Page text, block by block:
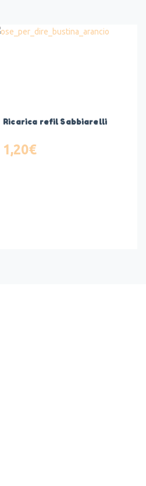
Ricarica refil Sabbiarelli
1,20€